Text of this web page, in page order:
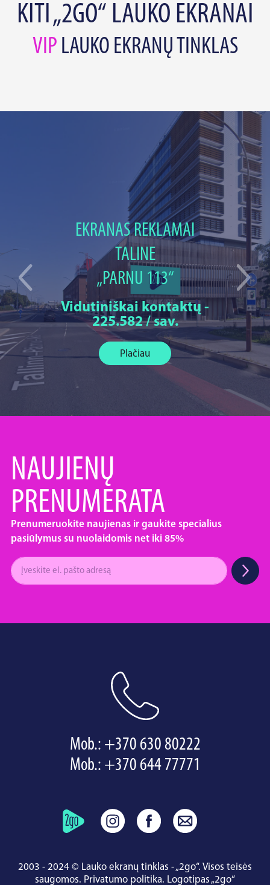
KITI „2GO“ LAUKO EKRANAI
VIP LAUKO EKRANŲ TINKLAS
EKRANAS REKLAMAI
TALINE
„PARNU 113“
Vidutiniškai kontaktų -
225.582 / sav.
Plačiau
NAUJIENŲ
PRENUMERATA
Prenumeruokite naujienas ir gaukite specialius
pasiūlymus su nuolaidomis net iki 85%
Mob.: +370 630 80222
Mob.: +370 644 77771
2003 - 2024 © Lauko ekranų tinklas - „2go“. Visos teisės
saugomos. Privatumo politika. Logotipas „2go“